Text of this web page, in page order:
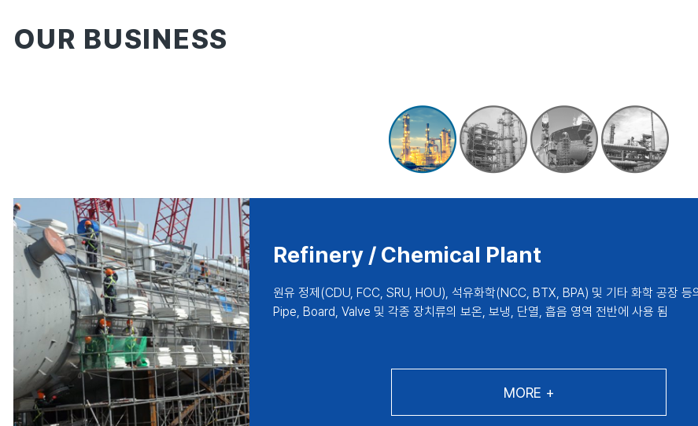
OUR BUSINESS
Refinery / Chemical Plant
원유 정제(CDU, FCC, SRU, HOU), 석유화학(NCC, BTX, BPA) 및 기타 화학 공장 등
Pipe, Board, Valve 및 각종 장치류의 보온, 보냉, 단열, 흡음 영역 전반에 사용 됨
MORE +